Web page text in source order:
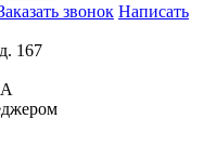
звонок Написать
167